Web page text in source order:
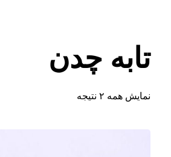
تابه چدن
نمایش همه ۲ نتیجه